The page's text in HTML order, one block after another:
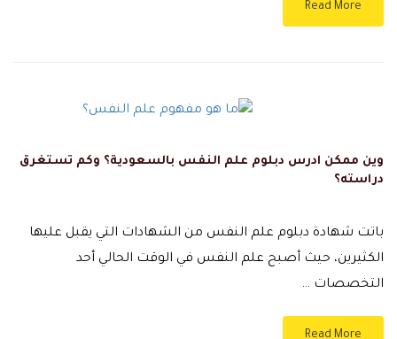
Read More
وين ممكن ادرس دبلوم علم النفس بالسعودية؟ وكم تستغرق
دراسته؟
باتت شهادة دبلوم علم النفس من الشهادات التي يقبل عليها
الكثيرين، حيث أصبح علم النفس في الوقت الحالي أحد
التخصصات …
Read More